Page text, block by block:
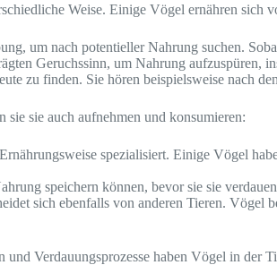
Weise. Einige Vögel ernähren sich
um nach potentieller Nahrung suchen.
Geruchssinn, um Nahrung aufzuspüren,
zu finden. Sie hören beispielsweise nach
sie auch aufnehmen und konsumieren:
spezialisiert. Einige Vögel
speichern können, bevor sie sie
sich ebenfalls von anderen Tieren. Vögel
und Verdauungsprozesse haben Vögel in der